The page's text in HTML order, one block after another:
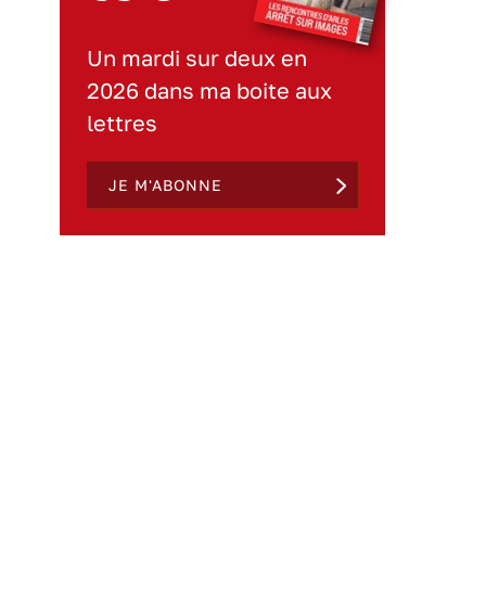
Un mardi sur deux en
2026 dans ma boite aux
lettres
JE M'ABONNE